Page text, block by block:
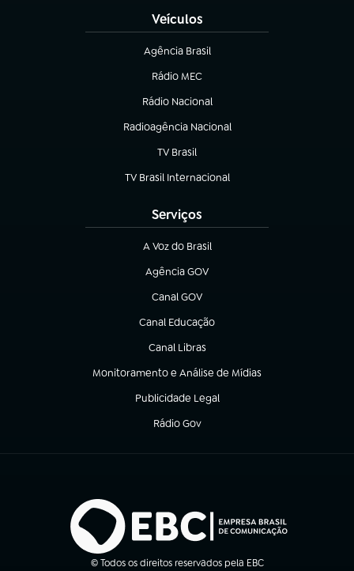
Veículos
Agência Brasil
(abre em nova aba)
Rádio MEC
(abre em nova aba)
Rádio Nacional
Radioagência Nacional
(abre em nova aba)
TV Brasil
(abre em nova aba)
TV Brasil Internacional
(abre em nova aba)
Serviços
A Voz do Brasil
(abre em nova aba)
Agência GOV
(abre em nova aba)
Canal GOV
(abre em nova aba)
Canal Educação
(abre em nova aba)
Canal Libras
(abre em nova aba)
Monitoramento e Análise de Mídias
(abre em nova aba)
Publicidade Legal
(abre em nova aba)
Rádio Gov
(abre em nova aba)
© Todos os direitos reservados pela EBC